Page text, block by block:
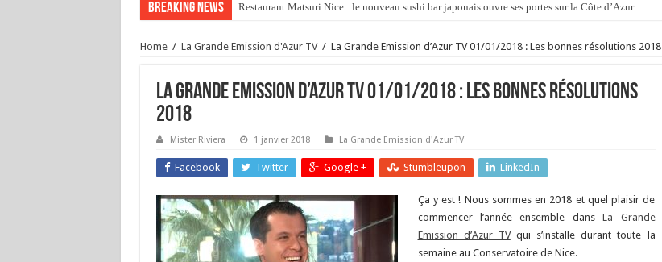
Breaking News Restaurant Matsuri Nice : le nouveau sushi bar japonais ouvre ses portes sur la Côte d’Azur
Home / La Grande Emission d'Azur TV / La Grande Emission d’Azur TV 01/01/2018 : Les bonnes résolutions 2018
La Grande Emission d’Azur TV 01/01/2018 : Les bonnes résolutions
2018
Mister Riviera 1 janvier 2018 La Grande Emission d'Azur TV
Facebook Twitter Google + Stumbleupon LinkedIn
Ça y est ! Nous sommes en 2018 et quel plaisir de
commencer l’année ensemble dansLa Grande
Emission d’Azur TVqui s’installe durant toute la
semaine au Conservatoire de Nice.